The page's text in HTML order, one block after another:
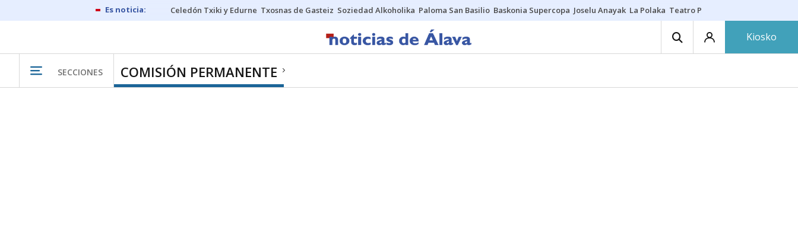
Celedón Txiki y Edurne Txosnas de Gasteiz Soziedad Alkoholika Paloma San Basilio Baskonia Supercopa Joselu Anayak La Polaka Teatro Principal
Kiosko
SECCIONES COMISIÓN PERMANENTE